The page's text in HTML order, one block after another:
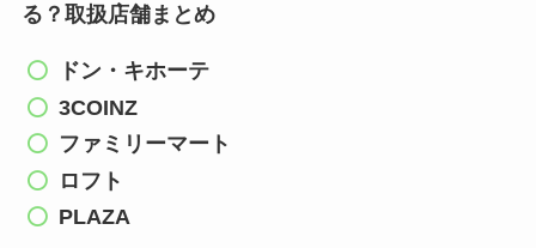
る？取扱店舗まとめ
ドン・キホーテ
3COINZ
ファミリーマート
ロフト
PLAZA